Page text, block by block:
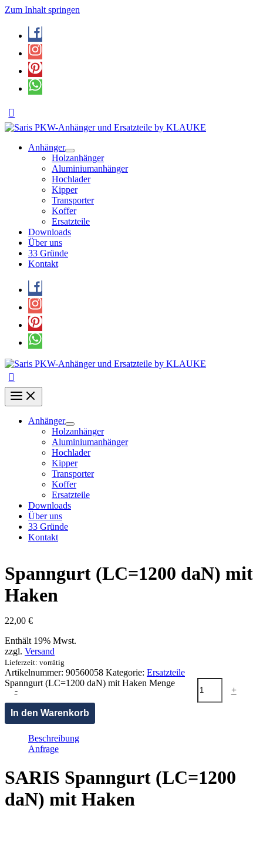
Zum Inhalt springen
Anhänger
Holzanhänger
Aluminiumanhänger
Hochlader
Kipper
Transporter
Koffer
Ersatzteile
Downloads
Über uns
33 Gründe
Kontakt
Anhänger
Holzanhänger
Aluminiumanhänger
Hochlader
Kipper
Transporter
Koffer
Ersatzteile
Downloads
Über uns
33 Gründe
Kontakt
Spanngurt (LC=1200 daN) mit
Haken
22,00 €
Enthält 19% Mwst.
zzgl. Versand
Lieferzeit: vorrätig
Artikelnummer: 90560058 Kategorie: Ersatzteile
-
Spanngurt (LC=1200 daN) mit Haken Menge
+
In den Warenkorb
Beschreibung
Anfrage
SARIS Spanngurt (LC=1200
daN) mit Haken